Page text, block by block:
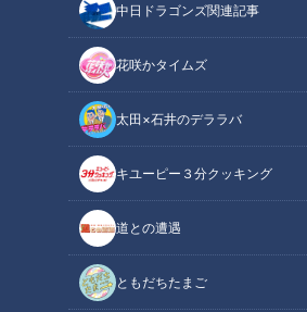
中日ドラゴンズ関連記事
花咲かタイムズ
太田×石井のデララバ
キユーピー３分クッキング
道との遭遇
ともだちたまご
CBCテレビ：画像「デララバ」